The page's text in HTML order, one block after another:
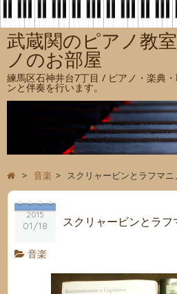
武蔵関のピアノ教
ノのお部屋
練馬区石神井台7丁目 / ピアノ・楽典
ンと伴奏を行います。
> 音楽 > スクリャービンとラフマニ
2015
01/18 スクリャービンとラフ
音楽